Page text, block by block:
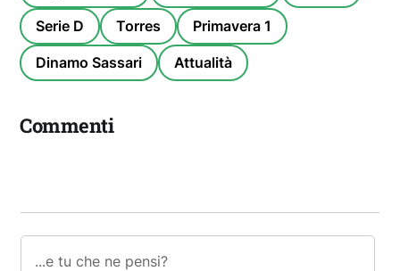
Serie D Torres Primavera 1
Dinamo Sassari Attualità
Commenti